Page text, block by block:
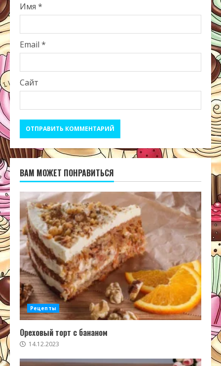
Имя *
Email *
Сайт
ВАМ МОЖЕТ ПОНРАВИТЬСЯ
Рецепты
Ореховый торт с бананом
14.12.2023